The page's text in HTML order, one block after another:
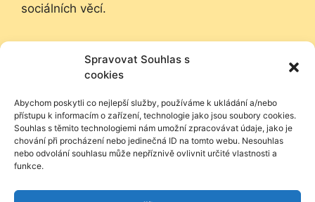
Spravovat Souhlas s
cookies
Abychom poskytli co nejlepší služby, používáme k ukládání a/nebo
přístupu k informacím o zařízení, technologie jako jsou soubory cookies.
Souhlas s těmito technologiemi nám umožní zpracovávat údaje, jako je
chování při procházení nebo jedinečná ID na tomto webu. Nesouhlas
nebo odvolání souhlasu může nepříznivě ovlivnit určité vlastnosti a
funkce.
sociálních věcí.
Nadační fond Českého rozhlasu poskytl
příspěvek na zooterapii.